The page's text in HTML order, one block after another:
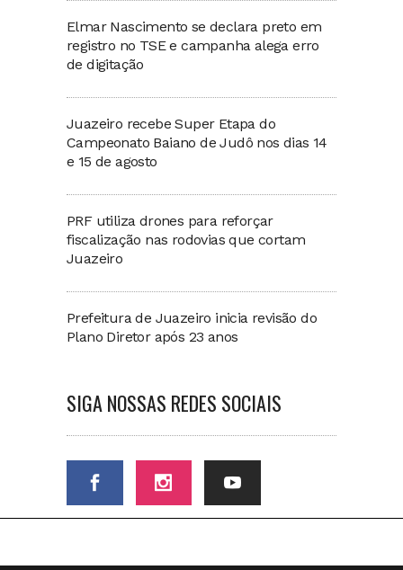
Elmar Nascimento se declara preto em
registro no TSE e campanha alega erro
de digitação
Juazeiro recebe Super Etapa do
Campeonato Baiano de Judô nos dias 14
e 15 de agosto
PRF utiliza drones para reforçar
fiscalização nas rodovias que cortam
Juazeiro
Prefeitura de Juazeiro inicia revisão do
Plano Diretor após 23 anos
SIGA NOSSAS REDES SOCIAIS